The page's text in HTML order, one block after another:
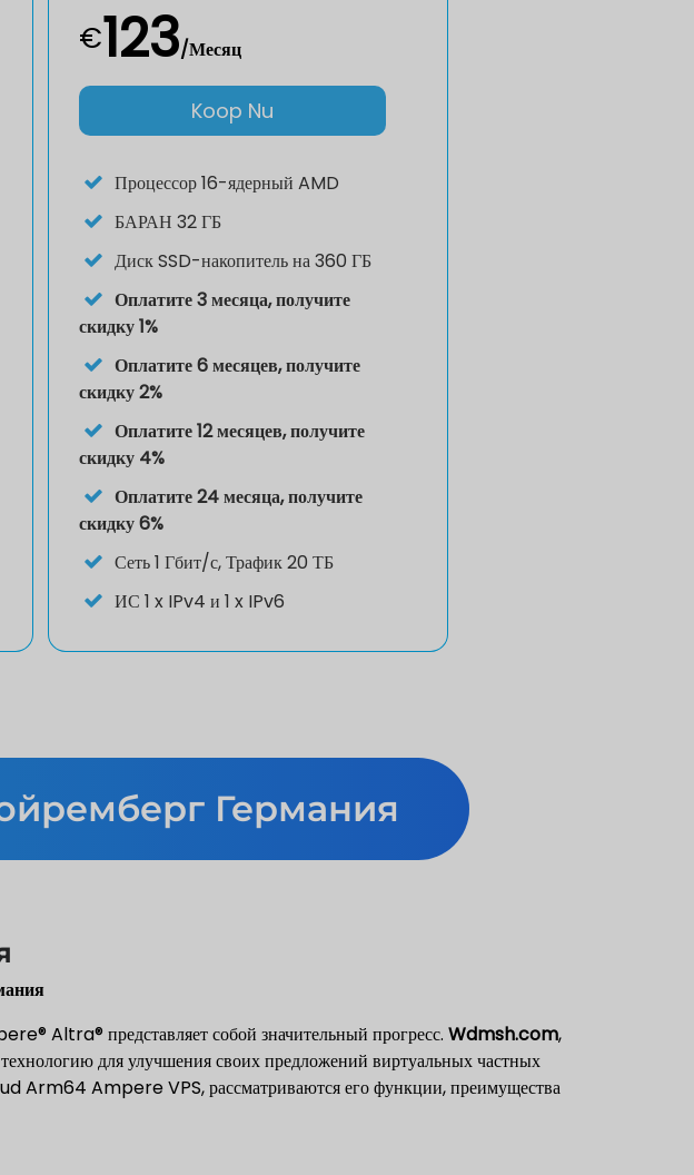
€123/Месяц
Koop Nu
Процессор16-ядерный AMD
БАРАН32 ГБ
ДискSSD-накопитель на 360 ГБ
Оплатите 3 месяца, получите
скидку 1%
Оплатите 6 месяцев, получите
скидку 2%
Оплатите 12 месяцев, получите
скидку 4%
Оплатите 24 месяца, получите
скидку 6%
Сеть 1 Гбит/с, Трафик 20 ТБ
ИС1 x IPv4 и 1 x IPv6
Германия
Altra® представляет собой значительный прогресс. Wdmsh.com,
для улучшения своих предложений виртуальных частных
Arm64 Ampere VPS, рассматриваются его функции, преимущества